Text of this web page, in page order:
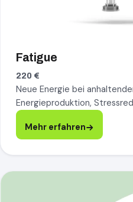
Fatigue
220 €
Neue Energie bei
Energieproduktion,
Mehr erfahren
NAD+ Pen Home (500 mg),